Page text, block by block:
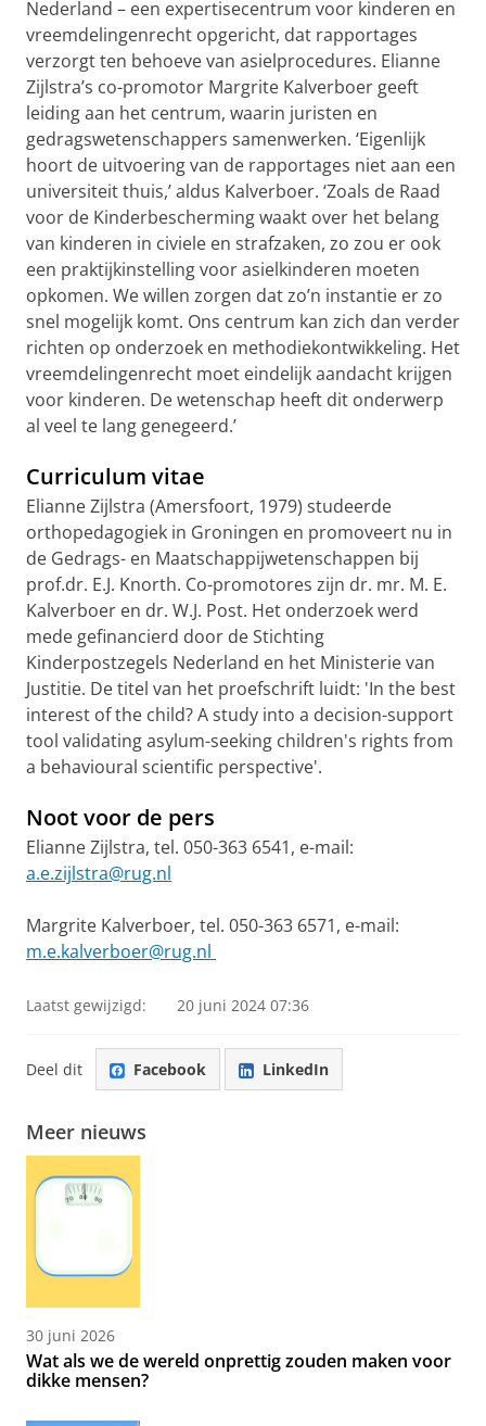
Nederland – een expertisecentrum voor kinderen en
vreemdelingenrecht opgericht, dat rapportages
verzorgt ten behoeve van asielprocedures. Elianne
Zijlstra’s co-promotor Margrite Kalverboer geeft
leiding aan het centrum, waarin juristen en
gedragswetenschappers samenwerken. ‘Eigenlijk
hoort de uitvoering van de rapportages niet aan een
universiteit thuis,’ aldus Kalverboer. ‘Zoals de Raad
voor de Kinderbescherming waakt over het belang
van kinderen in civiele en strafzaken, zo zou er ook
een praktijkinstelling voor asielkinderen moeten
opkomen. We willen zorgen datzo’n instantie er zo
snel mogelijk komt. Ons centrum kan zich dan verder
richten op onderzoek en methodiekontwikkeling. Het
vreemdelingenrecht moet eindelijk aandacht krijgen
voor kinderen. De wetenschap heeft dit onderwerp
al veel te lang genegeerd.’
Curriculum vitae
ElianneZijlstra (Amersfoort, 1979) studeerde
orthopedagogiek in Groningen en promoveert nu in
de Gedrags- en Maatschappijwetenschappen bij
prof.dr. E.J. Knorth. Co-promotores zijn dr. mr. M. E.
Kalverboer en dr. W.J. Post. Het onderzoek werd
mede gefinancierd door de Stichting
Kinderpostzegels Nederland en het Ministerie van
Justitie. De titel van het proefschrift luidt: 'In the best
interest of the child?A study into a decision-support
tool validating asylum-seeking children's rights from
a behavioural scientific perspective'.
Noot voor de pers
ElianneZijlstra, tel. 050-363 6541, e-mail:
a.e.zijlstra@rug.nl
Margrite Kalverboer, tel. 050-363 6571, e-mail:
m.e.kalverboer@rug.nl
Laatst gewijzigd: 20 juni 2024 07:36
Deel dit Facebook LinkedIn
Meer nieuws
30 juni 2026
Wat als we de wereld onprettig zouden maken voor
dikke mensen?